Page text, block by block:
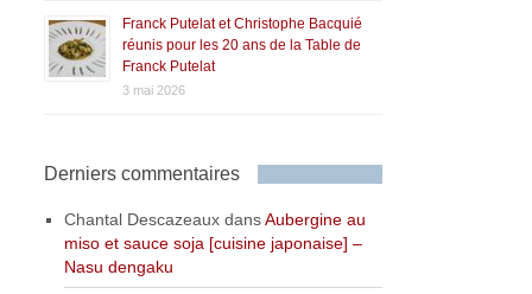
Franck Putelat et Christophe Bacquié
réunis pour les 20 ans de la Table de
Franck Putelat
3 mai 2026
Derniers commentaires
Chantal Descazeaux dansAubergine au
miso et sauce soja [cuisine japonaise] –
Nasu dengaku